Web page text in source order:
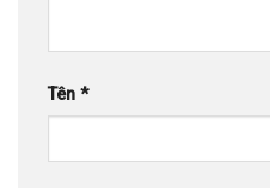
Tên *